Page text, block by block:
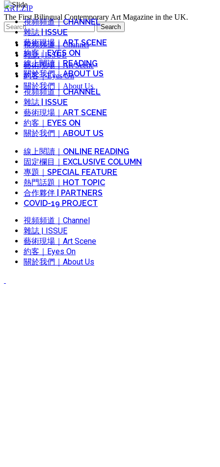
ART.ZIP
The First Bilingual Contemporary Art Magazine in the UK.
Search
for:
視頻頻道｜Channel
雜誌 | ISSUE
藝術現場｜Art Scene
約客｜Eyes On
關於我們｜About Us
視頻頻道｜CHANNEL
雜誌 | ISSUE
藝術現場｜ART SCENE
約客｜EYES ON
線上閱讀｜READING
關於我們｜ABOUT US
視頻頻道｜CHANNEL
雜誌 | ISSUE
藝術現場｜ART SCENE
約客｜EYES ON
關於我們｜ABOUT US
線上閱讀｜ONLINE READING
固定欄目｜EXCLUSIVE COLUMN
專題｜SPECIAL FEATURE
熱門話題｜HOT TOPIC
合作夥伴 | PARTNERS
COVID-19 PROJECT
視頻頻道｜Channel
雜誌 | ISSUE
藝術現場｜Art Scene
約客｜Eyes On
關於我們｜About Us